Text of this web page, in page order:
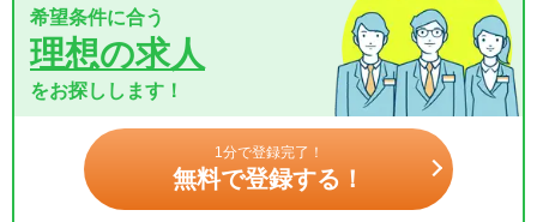
希望条件に合う
理想の求人
をお探しします！
1分で登録完了！
無料で登録する！